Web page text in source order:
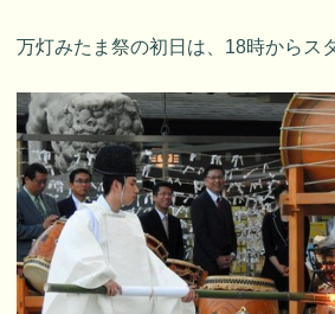
万灯みたま祭の初日は、18時からス